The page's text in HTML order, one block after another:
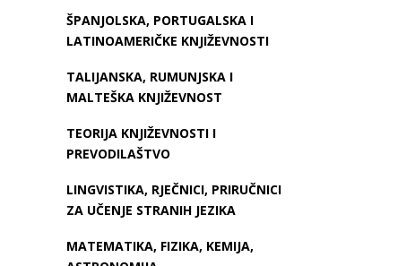
ŠPANJOLSKA, PORTUGALSKA I
LATINOAMERIČKE KNJIŽEVNOSTI
TALIJANSKA, RUMUNJSKA I
MALTEŠKA KNJIŽEVNOST
TEORIJA KNJIŽEVNOSTI I
PREVODILAŠTVO
LINGVISTIKA, RJEČNICI, PRIRUČNICI
ZA UČENJE STRANIH JEZIKA
MATEMATIKA, FIZIKA, KEMIJA,